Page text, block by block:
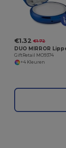
€1.32 €1.72
GiftRetail MO9374
+4 Kleuren